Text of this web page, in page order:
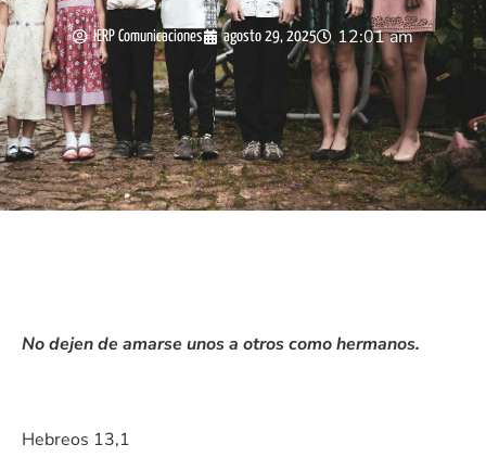
IERP Comunicaciones agosto 29, 2025 12:01 am
No dejen de amarse unos a otros como hermanos.
Hebreos 13,1